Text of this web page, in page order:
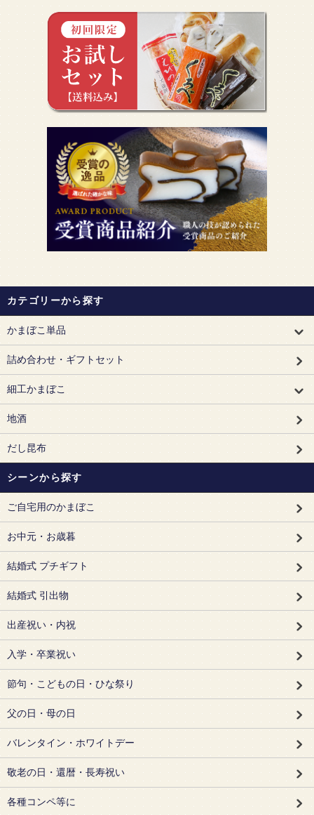
カテゴリーから探す
かまぼこ単品
詰め合わせ・ギフトセット
細工かまぼこ
地酒
だし昆布
シーンから探す
ご自宅用のかまぼこ
お中元・お歳暮
結婚式 プチギフト
結婚式 引出物
出産祝い・内祝
入学・卒業祝い
節句・こどもの日・ひな祭り
父の日・母の日
バレンタイン・ホワイトデー
敬老の日・還暦・長寿祝い
各種コンペ等に